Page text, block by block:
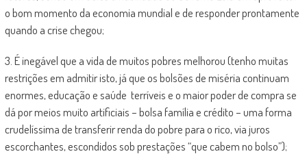
o bom momento da economia mundial e de responder prontamente
quando a crise chegou;
3. É inegável que a vida de muitos pobres melhorou (tenho muitas
restrições em admitir isto, já que os bolsões de miséria continuam
enormes, educação e saúde terríveis e o maior poder de compra se
dá por meios muito artificiais – bolsa família e crédito – uma forma
crudelíssima de transferir renda do pobre para o rico, via juros
escorchantes, escondidos sob prestações “que cabem no bolso”);